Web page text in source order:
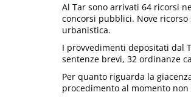
Al Tar sono arrivati 64 ricorsi
concorsi pubblici. Nove
urbanistica.
I provvedimenti depositati dal
sentenze brevi, 32 ordinanze
Per quanto riguarda la
procedimento al momento